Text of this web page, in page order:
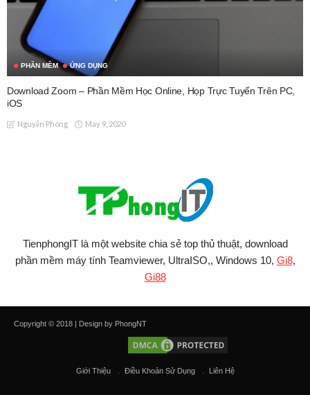
PHẦN MỀM ỨNG DỤNG
Download Zoom – Phần Mềm Học Online, Họp Trực Tuyến Trên PC,
iOS
Nguyễn Phong May 9, 2020
TienphongIT là một website chia sẻ top thủ thuật, download
phần mềm máy tính Teamviewer, UltraISO,, Windows 10, Gi8,
Gi88
Copyright © 2018 | Design by PhongNT
Giới Thiệu Điều Khoản Sử Dụng Liên Hệ